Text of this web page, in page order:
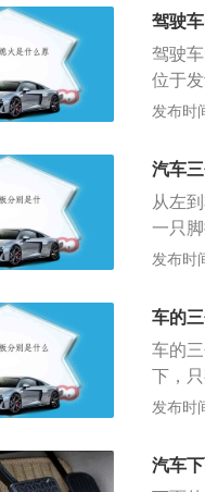
行车
车片
预估的
驾驶
驾驶
位于
板：
用离
时快
原因
轮与
发布时
汽车
从左
一只
是哪
处理
要踩
身的
侧，
快速
由于
发布时
车的
车的
下，
挡，
时内
依据
发布时
汽车